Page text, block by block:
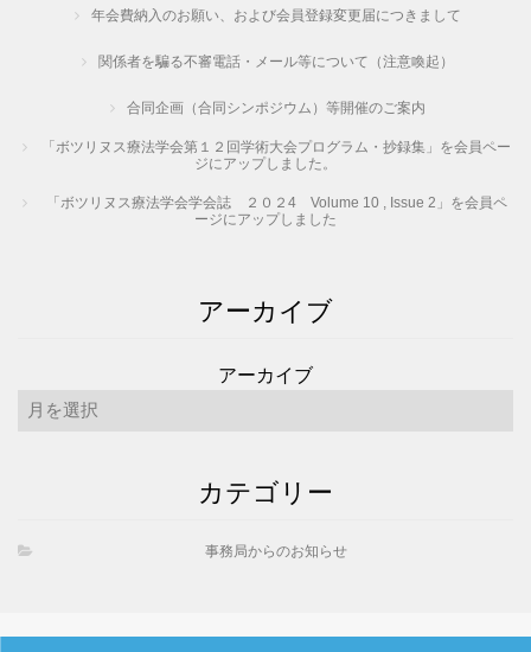
年会費納入のお願い、および会員登録変更届につきまして
関係者を騙る不審電話・メール等について（注意喚起）
合同企画（合同シンポジウム）等開催のご案内
「ボツリヌス療法学会第１２回学術大会プログラム・抄録集」を会員ペー
ジにアップしました。
「ボツリヌス療法学会学会誌 ２０２4 Volume 10 , Issue 2」を会員ペ
ージにアップしました
アーカイブ
アーカイブ
カテゴリー
事務局からのお知らせ